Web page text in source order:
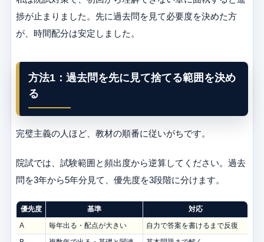
捗が止まりました。先に過去問を見て必要度を決めた方
が、時間配分は安定しました。
方法1：過去問を先に見て捨てる範囲を決め
る
完璧主義の人ほど、教材の順番に従いがちです。
院試では、試験範囲と頻出度から逆算してください。過去
問を3年から5年分見て、優先度を3段階に分けます。
優先度 基準
対応
A
毎年出る・配点が大きい
自力で答案を書けるまで反復